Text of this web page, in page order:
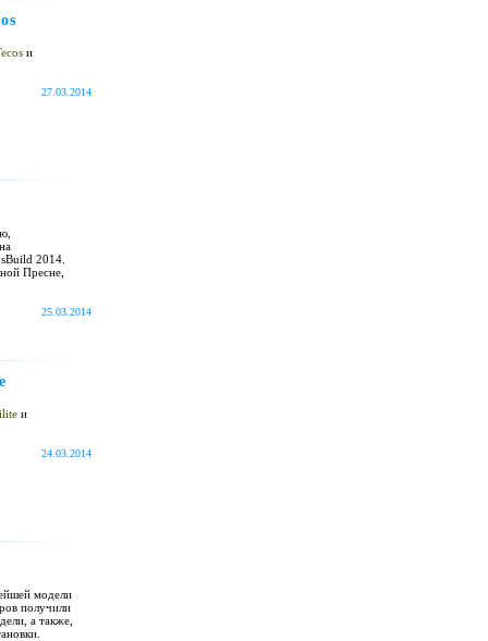
и
27.03.2014
2014.
Пресне,
25.03.2014
и
24.03.2014
модели
получили
а также,